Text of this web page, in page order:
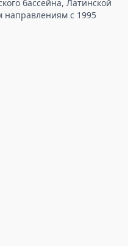
бассейна, Латинской
направлениям с 1995